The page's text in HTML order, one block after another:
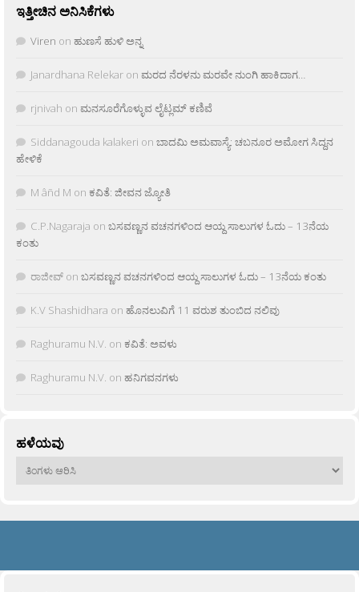
ಇತ್ತೀಚಿನ ಅನಿಸಿಕೆಗಳು
Viren on ಹುಣಸೆ ಹುಳಿ ಅನ್ನ
Janardhana Relekar on ಮರದ ನೆರಳನು ಮರವೇ ನುಂಗಿ ಹಾಕಿದಾಗ…
rjnivah on ಮನಸೂರೆಗೊಳ್ಳುವ ಲೈಟ್ಲಮ್ ಕಣಿವೆ
Siddanagouda kalakeri on ಬಾದಮಿ ಅಮವಾಸ್ಯೆ: ಚಬನೂರ ಅಮೋಗ ಸಿದ್ದನ
ಹೇಳಿಕೆ
M âñd M on ಕವಿತೆ: ಜೀವನ ಜ್ಯೋತಿ
C.P.Nagaraja on ಬಸವಣ್ಣನ ವಚನಗಳಿಂದ ಆಯ್ದ ಸಾಲುಗಳ ಓದು – 13ನೆಯ
ಕಂತು
ರಾಜೀವ್ on ಬಸವಣ್ಣನ ವಚನಗಳಿಂದ ಆಯ್ದ ಸಾಲುಗಳ ಓದು – 13ನೆಯ ಕಂತು
K.V Shashidhara on ಹೊನಲುವಿಗೆ 11 ವರುಶ ತುಂಬಿದ ನಲಿವು
Raghuramu N.V. on ಕವಿತೆ: ಅವಳು
Raghuramu N.V. on ಹನಿಗವನಗಳು
ಹಳೆಯವು
ಹಳೆಯವು